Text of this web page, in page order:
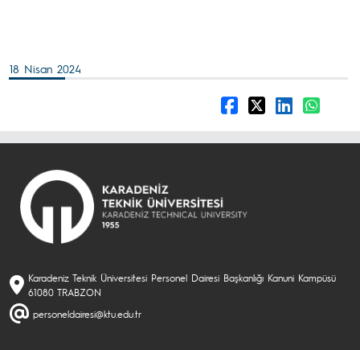
18 Nisan 2024
Karadeniz Teknik Üniversitesi Personel Dairesi Başkanlığı Kanuni Kampüsü
61080 TRABZON
personeldairesi@ktu.edu.tr